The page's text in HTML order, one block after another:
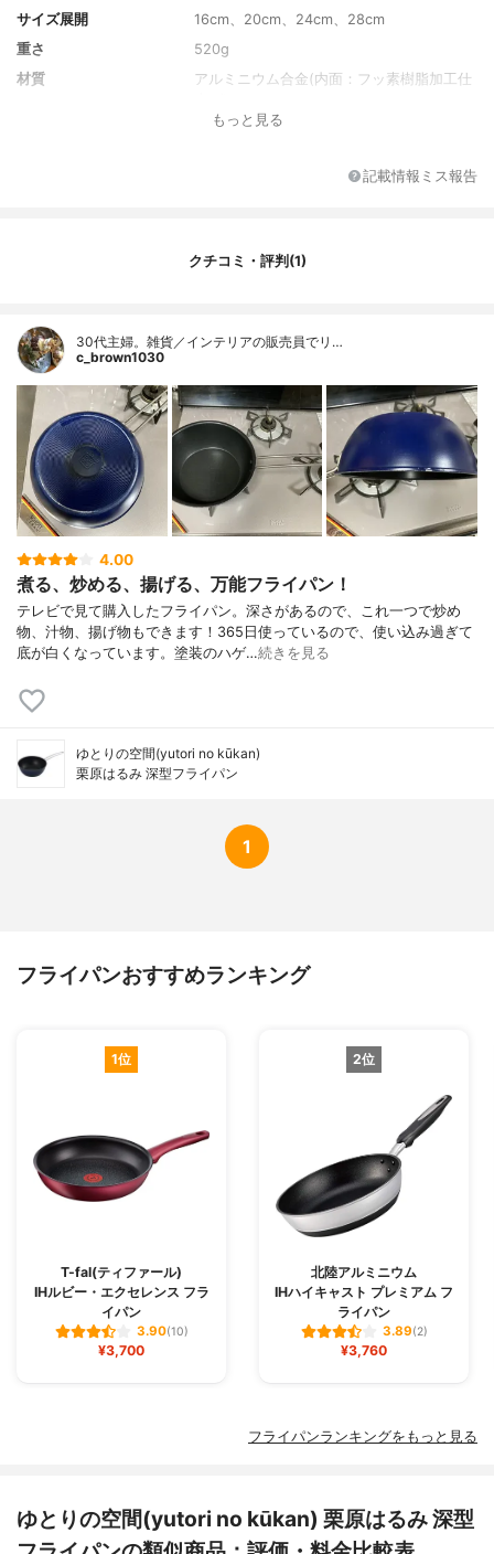
サイズ展開
16cm、20cm、24cm、28cm
重さ
520g
材質
アルミニウム合金(内面：フッ素樹脂加工仕
18-8ステンレス
もっと見る
記載情報ミス報告
クチコミ・評判(1)
30代主婦。雑貨／インテリアの販売員でリ…
c_brown1030
4.00
煮る、炒める、揚げる、万能フライパン！
テレビで見て購入したフライパン。深さがあるので、これ一つで炒め
物、汁物、揚げ物もできます！365日使っているので、使い込み過ぎて
底が白くなっています。塗装のハゲ…続きを見る
ゆとりの空間(yutori no kūkan)
栗原はるみ 深型フライパン
1
フライパンおすすめランキング
1位
T-fal(ティファール)
IHルビー・エクセレンス フラ
イパン
3.90(10)
¥3,700
2位
北陸アルミニウム
IHハイキャスト プレミアム フ
ライパン
3.89(2)
¥3,760
フライパンランキングをもっと見る
ゆとりの空間(yutori no kūkan) 栗原はるみ 深型